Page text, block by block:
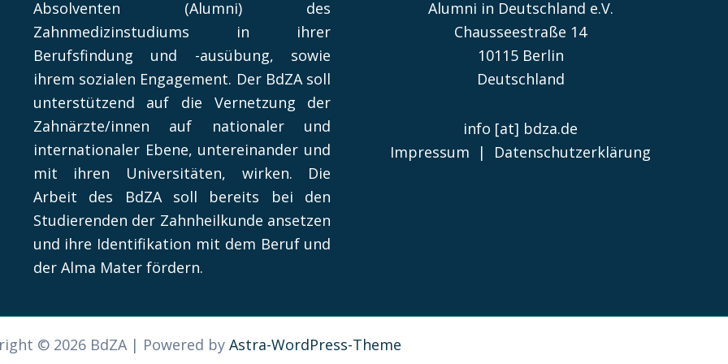
Absolventen (Alumni) des
Zahnmedizinstudiums in ihrer
Berufsfindung und -ausübung, sowie
ihrem sozialen Engagement. Der BdZA soll
unterstützend auf die Vernetzung der
Zahnärzte/innen auf nationaler und
internationaler Ebene, untereinander und
mit ihren Universitäten, wirken. Die
Arbeit des BdZA soll bereits bei den
Studierenden der Zahnheilkunde ansetzen
und ihre Identifikation mit dem Beruf und
der Alma Mater fördern.
Alumni in Deutschland e.V.
Chausseestraße 14
10115 Berlin
Deutschland
info [at] bdza.de
Impressum | Datenschutzerklärung
© 2026 BdZA | Powered by Astra-WordPress-Theme